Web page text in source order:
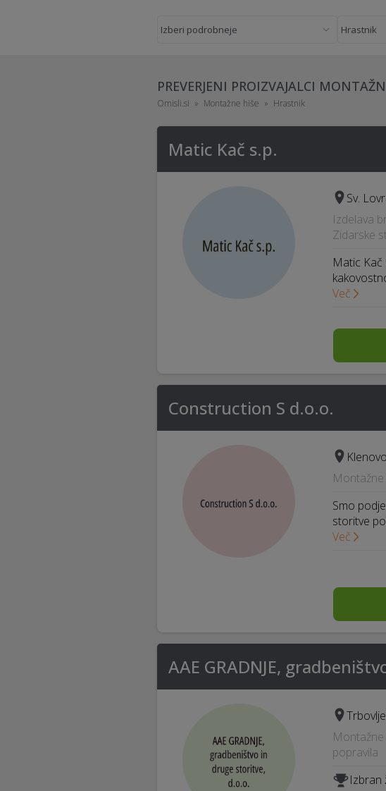
PREVERJENI PROIZVAJALCI
Omisli.si Montažne hiše Hrastnik
Matic Kač s.p.
Sv.
Izdelava
Zidarske
Matic
Več
Construction S d.o.o.
Klenovo
Montažne
Smo
storitve
Več
AAE GRADNJE,
Trbovlje
Montažne
popravila
Izbran